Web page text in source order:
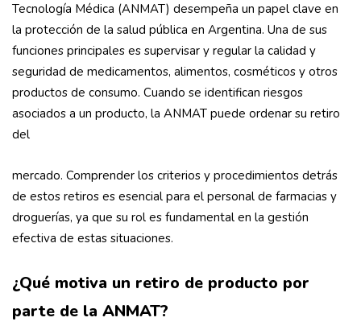
Tecnología Médica (ANMAT) desempeña un papel clave en
la protección de la salud pública en Argentina. Una de sus
funciones principales es supervisar y regular la calidad y
seguridad de medicamentos, alimentos, cosméticos y otros
productos de consumo. Cuando se identifican riesgos
asociados a un producto, la ANMAT puede ordenar su retiro
del
mercado. Comprender los criterios y procedimientos detrás
de estos retiros es esencial para el personal de farmacias y
droguerías, ya que su rol es fundamental en la gestión
efectiva de estas situaciones.
¿Qué motiva un retiro de producto por
parte de la ANMAT?